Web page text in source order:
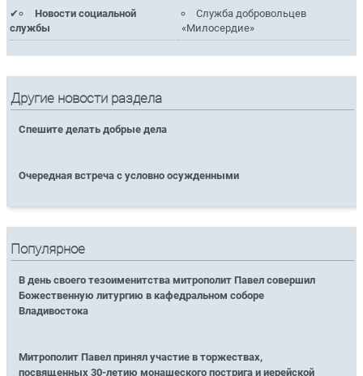
Новости социальной
службы
Служба добровольцев
«Милосердие»
Другие новости раздела
Спешите делать добрые дела
Очередная встреча с условно осужденными
Популярное
В день своего тезоименитства митрополит Павел совершил
Божественную литургию в кафедральном соборе
Владивостока
Митрополит Павел принял участие в торжествах,
посвященных 30-летию монашеского пострига и иерейской